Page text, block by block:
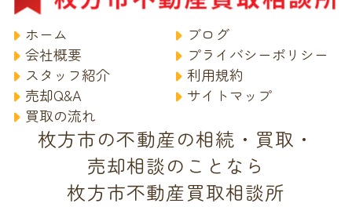
ホーム
ブログ
会社概要
プライバシーポリシー
スタッフ紹介
利用規約
売却Q&A
サイトマップ
買取の流れ
枚方市の不動産の相続・買取・
売却相談のことなら
枚方市不動産買取相談所